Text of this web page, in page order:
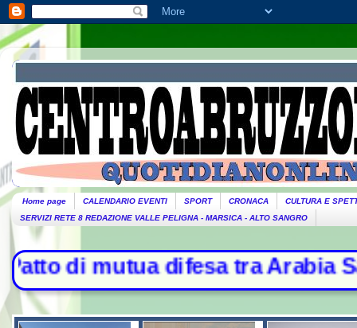
Home page CALENDARIO EVENTI SPORT CRONACA
CULTURA E
SERVIZI RETE 8 REDAZIONE VALLE PELIGNA - MARSICA - ALTO SANGRO
tra Arabia Saudita,